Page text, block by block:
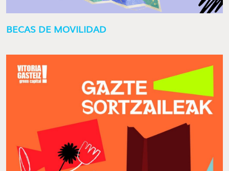
BECAS DE MOVILIDAD